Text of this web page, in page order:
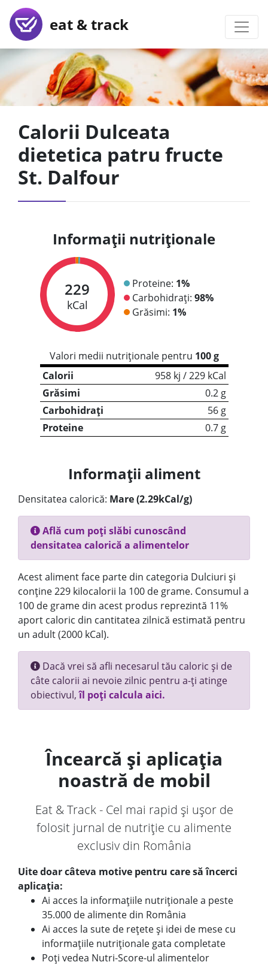
eat & track
Calorii Dulceata
dietetica patru fructe
St. Dalfour
Informații nutriționale
229
kCal
Proteine: 1%
Carbohidrați: 98%
Grăsimi: 1%
Valori medii nutriționale pentru 100 g
Calorii
958 kj / 229 kCal
Grăsimi
0.2 g
Carbohidrați
56 g
Proteine
0.7 g
Informații aliment
Densitatea calorică: Mare (2.29kCal/g)
Află cum poți slăbi cunoscând
densitatea calorică a alimentelor
Acest aliment face parte din categoria Dulciuri și
conține 229 kilocalorii la 100 de grame. Consumul a
100 de grame din acest produs reprezintă 11%
aport caloric din cantitatea zilnică estimată pentru
un adult (2000 kCal).
Dacă vrei să afli necesarul tău caloric și de
câte calorii ai nevoie zilnic pentru a-ți atinge
obiectivul,îl poți calcula aici.
Încearcă și aplicația
noastră de mobil
Eat & Track - Cel mai rapid și ușor de
folosit jurnal de nutriție cu alimente
exclusiv din România
Uite doar câteva motive pentru care să încerci
aplicația:
Ai acces la informațiile nutriționale a peste
35.000 de alimente din România
Ai acces la sute de rețete și idei de mese cu
informațiile nutriționale gata completate
Poți vedea Nutri-Score-ul alimentelor